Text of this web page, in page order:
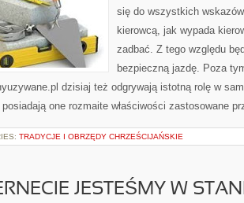
się do wszystkich
kierowcą, jak wypada
zadbać. Z tego względu
bezpieczną jazdę. Poza
dzisiaj też odgrywają istotną rolę w
one rozmaite właściwości zastosowane
TRADYCJE I OBRZĘDY CHRZEŚCIJAŃSKIE
JESTEŚMY W